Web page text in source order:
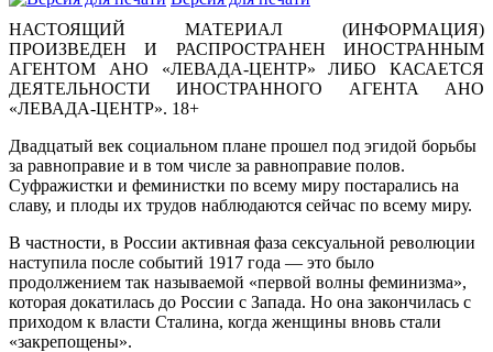
НАСТОЯЩИЙ МАТЕРИАЛ (ИНФОРМАЦИЯ)
ПРОИЗВЕДЕН И РАСПРОСТРАНЕН ИНОСТРАННЫМ
АГЕНТОМ АНО «ЛЕВАДА-ЦЕНТР» ЛИБО КАСАЕТСЯ
ДЕЯТЕЛЬНОСТИ ИНОСТРАННОГО АГЕНТА АНО
«ЛЕВАДА-ЦЕНТР». 18+
Двадцатый век социальном плане прошел под эгидой борьбы
за равноправие и в том числе за равноправие полов.
Суфражистки и феминистки по всему миру постарались на
славу, и плоды их трудов наблюдаются сейчас по всему миру.
В частности, в России активная фаза сексуальной революции
наступила после событий 1917 года — это было
продолжением так называемой «первой волны феминизма»,
которая докатилась до России с Запада. Но она закончилась с
приходом к власти Сталина, когда женщины вновь стали
«закрепощены».